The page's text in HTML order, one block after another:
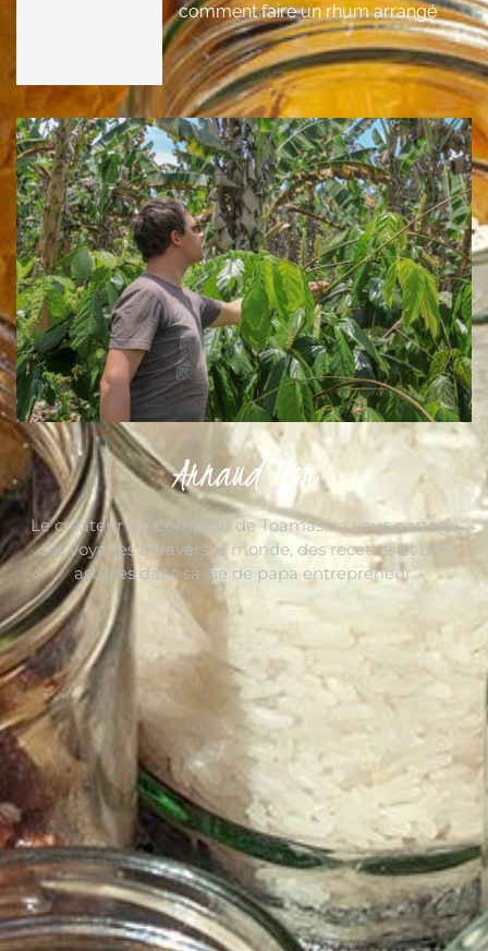
comment faire un rhum arrangé
Arnaud Sion
Le créateur du Comptoir de Toamasina vous partage
ses voyages à travers le monde, des recettes et des
astuces dans sa vie de papa entrepreneur.